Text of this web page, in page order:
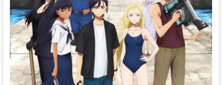
familia
que
espia
unida
permanece
unida